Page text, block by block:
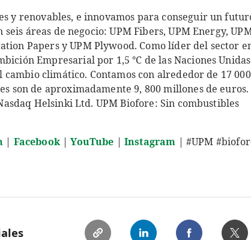
y renovables, e innovamos para conseguir un
áreas de negocio: UPM Fibers, UPM Energy,
Papers y UPM Plywood. Como líder del sector
Empresarial por 1,5 °C de las Naciones
climático. Contamos con alrededor de 17
son de aproximadamente 9, 800 millones de
Helsinki Ltd. UPM Biofore: Sin combustibles
| Facebook|YouTube | Instagram | #UPM